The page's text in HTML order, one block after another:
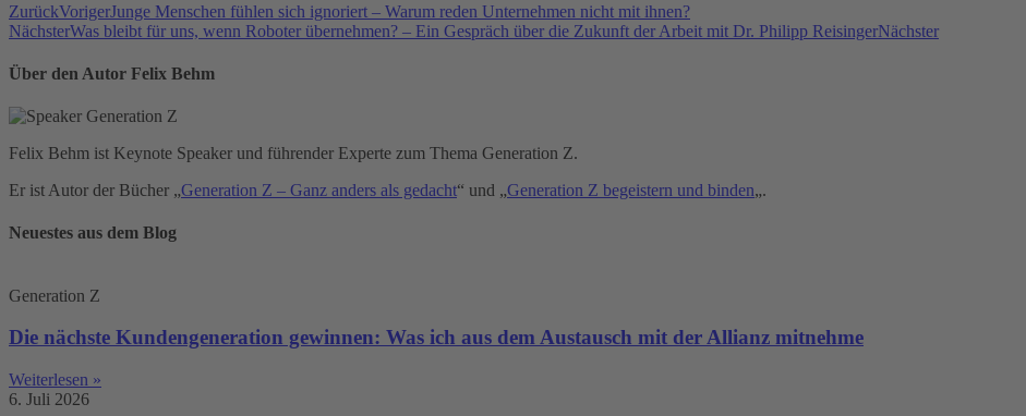
ZurückVorigerJunge Menschen fühlen sich ignoriert – Warum reden Unternehmen nicht mit ihnen?
NächsterWas bleibt für uns, wenn Roboter übernehmen? – Ein Gespräch über die Zukunft der Arbeit mit Dr. Philipp ReisingerNächster
Über den Autor Felix Behm
Felix Behm ist Keynote Speaker und führender Experte zum Thema Generation Z.
Er ist Autor der Bücher „Generation Z – Ganz anders als gedacht“ und „Generation Z begeistern und binden„.
Neuestes aus dem Blog
Generation Z
Die nächste Kundengeneration gewinnen: Was ich aus dem Austausch mit der Allianz mitnehme
Weiterlesen »
6. Juli 2026